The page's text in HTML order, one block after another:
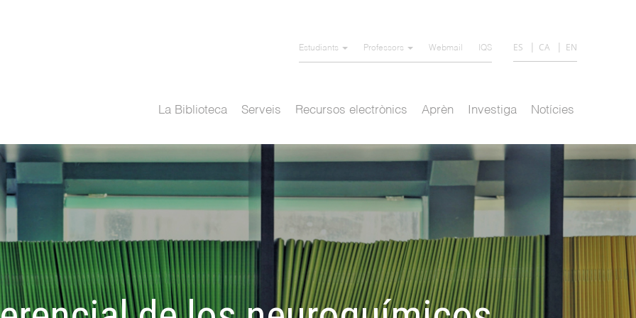
Estudiants Professors Webmail IQS ES CA EN
La Biblioteca Serveis Recursos electrònics Aprèn Investiga Notícies